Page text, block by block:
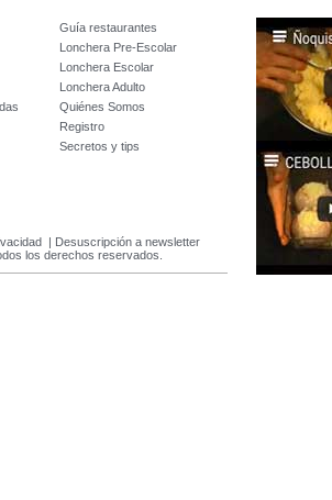
Guía restaurantes
Lonchera Pre-Escolar
Lonchera Escolar
Lonchera Adulto
Quiénes Somos
Registro
Secretos y tips
| Desuscripción a newsletter
los derechos reservados.